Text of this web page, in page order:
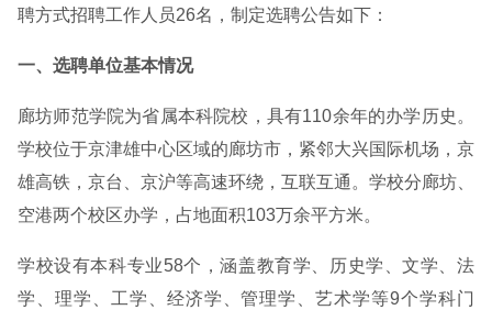
聘方式招聘工作人员26名，制定选聘公告如下：
一、选聘单位基本情况
廊坊师范学院为省属本科院校，具有110余年的办学历史。
学校位于京津雄中心区域的廊坊市，紧邻大兴国际机场，京
雄高铁，京台、京沪等高速环绕，互联互通。学校分廊坊、
空港两个校区办学，占地面积103万余平方米。
学校设有本科专业58个，涵盖教育学、历史学、文学、法
学、理学、工学、经济学、管理学、艺术学等9个学科门